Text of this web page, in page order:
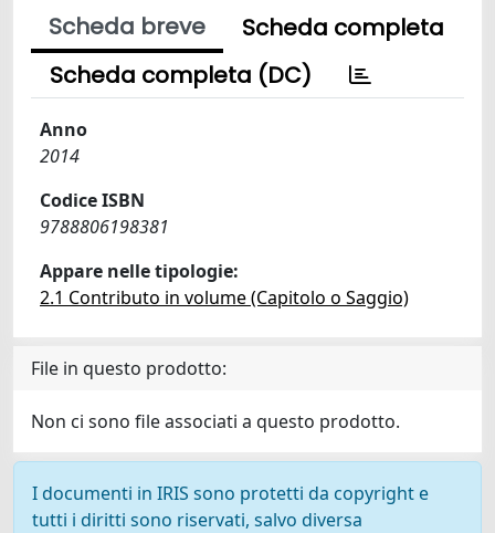
Scheda breve
Scheda completa
Scheda completa (DC)
Anno
2014
Codice ISBN
9788806198381
Appare nelle tipologie:
2.1 Contributo in volume (Capitolo o Saggio)
File in questo prodotto:
Non ci sono file associati a questo prodotto.
I documenti in IRIS sono protetti da copyright e
tutti i diritti sono riservati, salvo diversa